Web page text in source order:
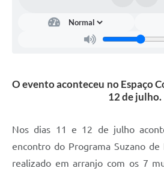
O evento aconteceu no Espaço
12 de julho.
Nos dias 11 e 12 de julho
encontro do Programa Suzano de
realizado em arranjo com os 7